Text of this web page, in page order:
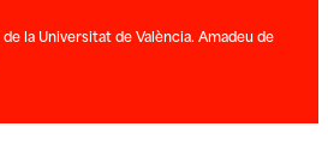
la Universitat de València. Amadeu de